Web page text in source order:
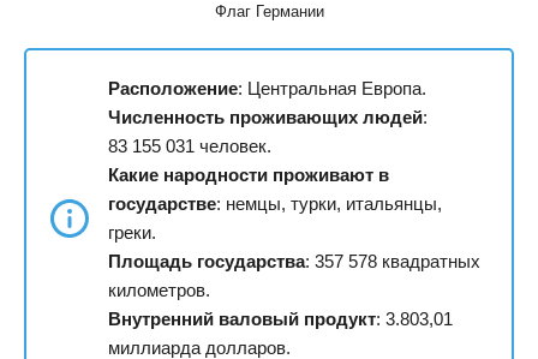
Флаг Германии
Расположение: Центральная Европа.
Численность проживающих людей:
83 155 031 человек.
Какие народности проживают в
государстве: немцы, турки, итальянцы,
греки.
Площадь государства: 357 578 квадратных
километров.
Внутренний валовый продукт: 3.803,01
миллиарда долларов.